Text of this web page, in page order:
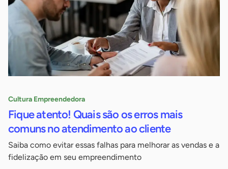
Cultura Empreendedora
Fique atento! Quais são os erros mais
comuns no atendimento ao cliente
Saiba como evitar essas falhas para melhorar as vendas e a
fidelização em seu empreendimento